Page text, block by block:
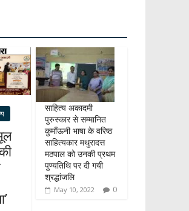
m
साहित्य अकादमी
पुरुस्कार से सम्मानित
कुमाँऊनी भाषा के वरिष्ठ
साहित्यकार मथुरादत्त
मठपाल को उनकी प्रथम
पुण्यतिथि पर दी गयी
श्रद्धांजलि
May 10, 2022 0